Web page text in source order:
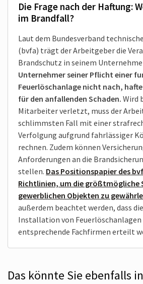
Die Frage nach der Haftung:
im Brandfall?
Laut dem Bundesverband
(bvfa) trägt der Arbeit­geber die
Brand­schutz in seinem
Unternehmer seiner Pflicht einer
Feuerlösch­anlage nicht nach,
für den anfallenden Schaden. Wird
Mitarbeiter verletzt, muss der
schlimmsten Fall mit einer
Verfolgung aufgrund fahr­lässiger
rechnen. Zudem können
Anforderungen an die
stellen. Das Positionspapier des
Richtlinien, um die größtmögliche
gewerblichen Objekten zu
außerdem beachtet werden, dass
Instal­lation von Feuer­lösch­anlagen
entsprechende Fachfirmen erteilt
Das könnte Sie ebenfalls